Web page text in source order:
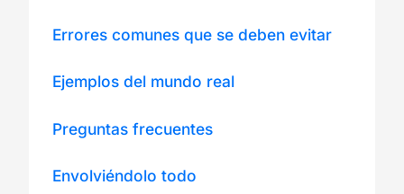
Errores comunes que se deben evitar
Ejemplos del mundo real
Preguntas frecuentes
Envolviéndolo todo